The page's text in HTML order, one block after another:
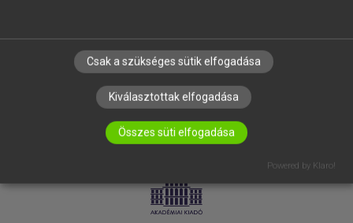
LICENCSZERZŐDÉS ADATVÉDELEM
Csak a szükséges sütik elfogadása
Kiválasztottak elfogadása
Összes süti elfogadása
Powered by Klaro!